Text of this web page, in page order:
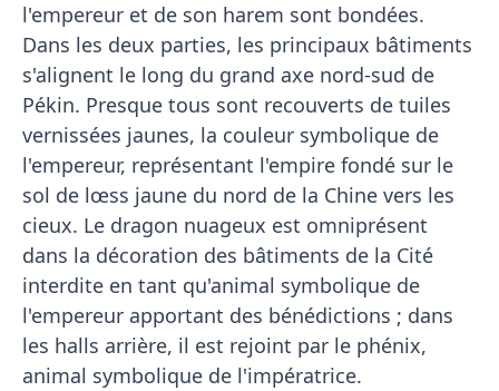
l'empereur et de son harem sont bondées.
Dans les deux parties, les principaux bâtiments
s'alignent le long du grand axe nord-sud de
Pékin. Presque tous sont recouverts de tuiles
vernissées jaunes, la couleur symbolique de
l'empereur, représentant l'empire fondé sur le
sol de lœss jaune du nord de la Chine vers les
cieux. Le dragon nuageux est omniprésent
dans la décoration des bâtiments de la Cité
interdite en tant qu'animal symbolique de
l'empereur apportant des bénédictions ; dans
les halls arrière, il est rejoint par le phénix,
animal symbolique de l'impératrice.